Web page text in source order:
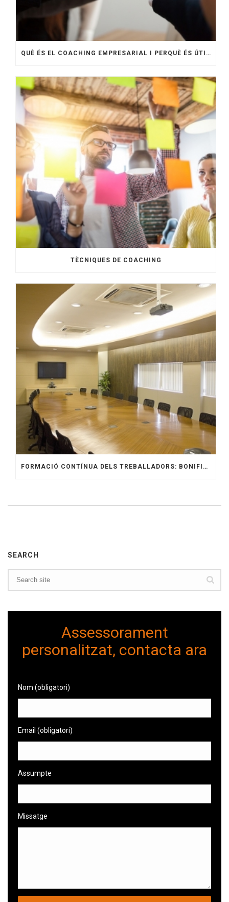
QUÈ ÉS EL COACHING EMPRESARIAL I PERQUÈ ÉS ÚTIL?
TÈCNIQUES DE COACHING
FORMACIÓ CONTÍNUA DELS TREBALLADORS: BONIFICACIONS I ALTRES PREGUNTES
SEARCH
Assessorament
personalitzat, contacta ara
Nom (obligatori)
Email (obligatori)
Assumpte
Missatge